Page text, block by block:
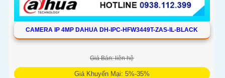
CAMERA IP 4MP DAHUA DH-IPC-HFW3449T-ZAS-IL-BLACK
Giá Bán: liên hệ
Giá Khuyến Mại: 5%-35%